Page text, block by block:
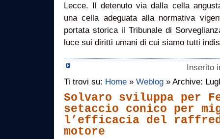
Lecce. Il detenuto via dalla cella
una cella adeguata alla normativa
portata storica il Tribunale di
luce sui diritti umani di cui siamo tutti
Inserito
Ti trovi su: Home » Weblog » Archive:
Solvaro sviluppa per
setaccio conico per
l’efficacia del
motore